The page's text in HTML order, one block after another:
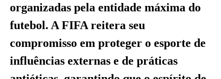
organizadas pela entidade máxima do
futebol. A FIFA reitera seu
compromisso em proteger o esporte de
influências externas e de práticas